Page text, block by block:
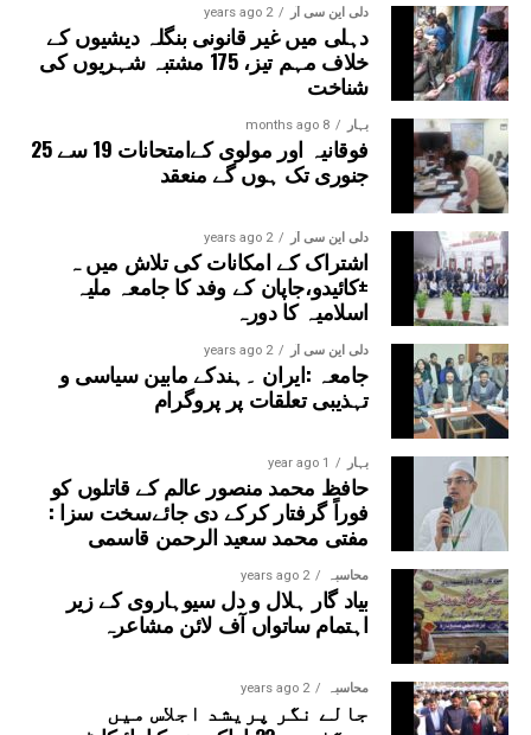
دلی این سی آر 2 years ago
دہلی میں غیر قانونی بنگلہ دیشیوں کے
خلاف مہم تیز، 175 مشتبہ شہریوں کی
شناخت
بہار 8 months ago
فوقانیہ اور مولوی کےامتحانات 19 سے 25
جنوری تک ہوں گے منعقد
دلی این سی آر 2 years ago
اشتراک کے امکانات کی تلاش میں ہ
±کائیدو،جاپان کے وفد کا جامعہ ملیہ
اسلامیہ کا دورہ
دلی این سی آر 2 years ago
جامعہ :ایران ۔ہندکے مابین سیاسی و
تہذیبی تعلقات پر پروگرام
بہار 1 year ago
حافظ محمد منصور عالم کے قاتلوں کو
فوراً گرفتار کرکے دی جائےسخت سزا :
مفتی محمد سعید الرحمن قاسمی
محاسبہ 2 years ago
بیاد گار ہلال و دل سیوہاروی کے زیر
اہتمام ساتواں آف لائن مشاعرہ
محاسبہ 2 years ago
جالے نگر پریشد اجلاس میں